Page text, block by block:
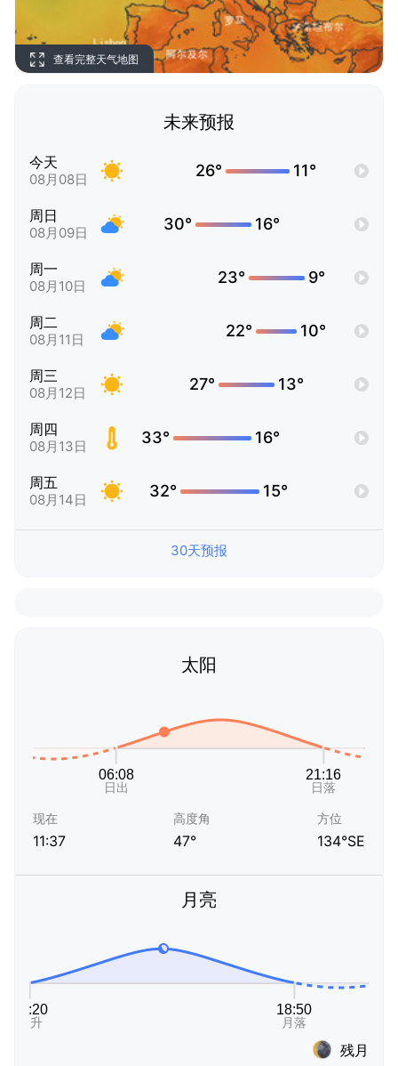
查看完整天气地图
未来预报
今天
08月08日 26° 11°
周日
08月09日 30° 16°
周一
08月10日 23° 9°
周二
08月11日 22° 10°
周三
08月12日 27° 13°
周四
08月13日 33° 16°
周五
08月14日 32° 15°
30天预报
太阳
现在
11:37
高度角
47°
方位
134°SE
月亮
残月